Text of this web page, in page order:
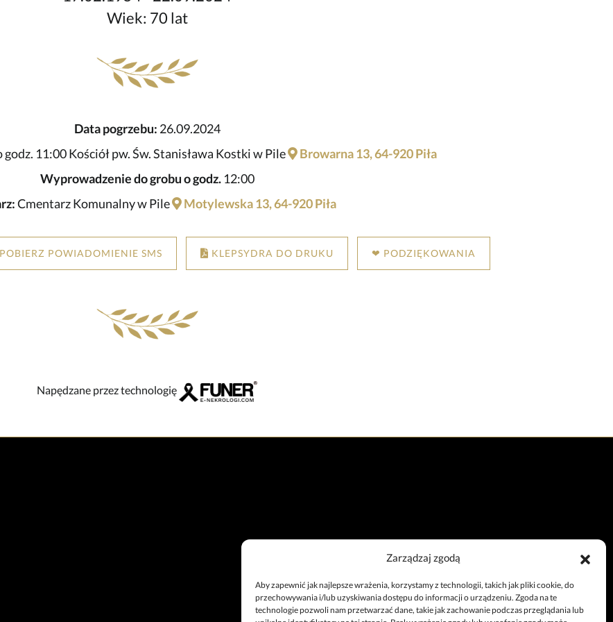
Zarządzaj zgodą
Aby zapewnić jak najlepsze wrażenia, korzystamy z technologii, takich jak pliki cookie, do
przechowywania i/lub uzyskiwania dostępu do informacji o urządzeniu. Zgoda na te
technologie pozwoli nam przetwarzać dane, takie jak zachowanie podczas przeglądania lub
Wiek: 70 lat
Data pogrzebu: 26.09.2024
godz. 11:00 Kościół pw. Św. Stanisława Kostki w Pile
Browarna 13, 64-920 Piła
Wyprowadzenie do grobu o godz.12:00
Cmentarz Komunalny w Pile Motylewska 13, 64-920 Piła
POBIERZ POWIADOMIENIE SMS KLEPSYDRA DO DRUKU ❤ PODZIĘKOWANIA
Napędzane przez technologię
Całodobowy telefon
+48 67 212 25 99